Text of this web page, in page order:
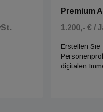
Premium
1.200,- € /
Erstellen Sie
digitalen